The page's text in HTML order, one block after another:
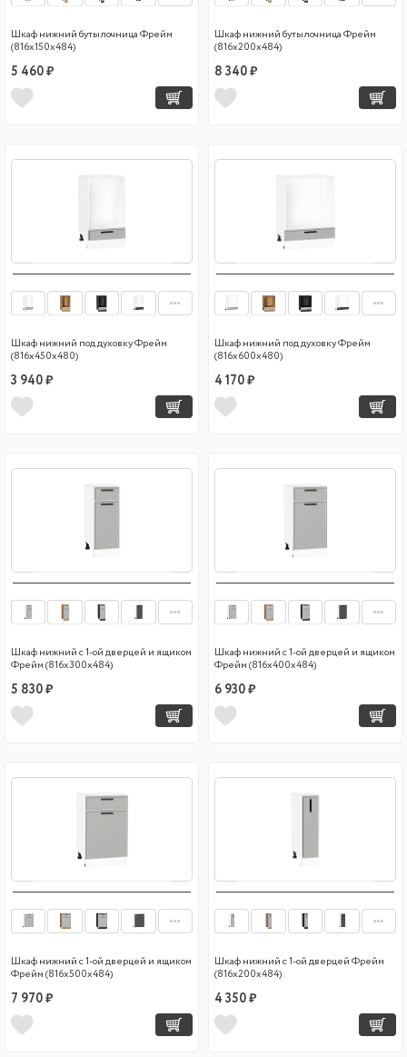
Шкаф нижний бутылочница Фрейм
(816х150х484)
5 460 ₽
Шкаф нижний бутылочница Фрейм
(816х200х484)
8 340 ₽
Шкаф нижний под духовку Фрейм
(816х450х480)
3 940 ₽
Шкаф нижний под духовку Фрейм
(816х600х480)
4 170 ₽
Шкаф нижний с 1-ой дверцей и ящиком
Фрейм (816х300х484)
5 830 ₽
Шкаф нижний с 1-ой дверцей и ящиком
Фрейм (816х400х484)
6 930 ₽
Шкаф нижний с 1-ой дверцей и ящиком
Фрейм (816х500х484)
7 970 ₽
Шкаф нижний с 1-ой дверцей Фрейм
(816х200х484)
4 350 ₽